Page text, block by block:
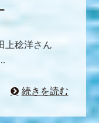
上稔洋さん
続きを読む